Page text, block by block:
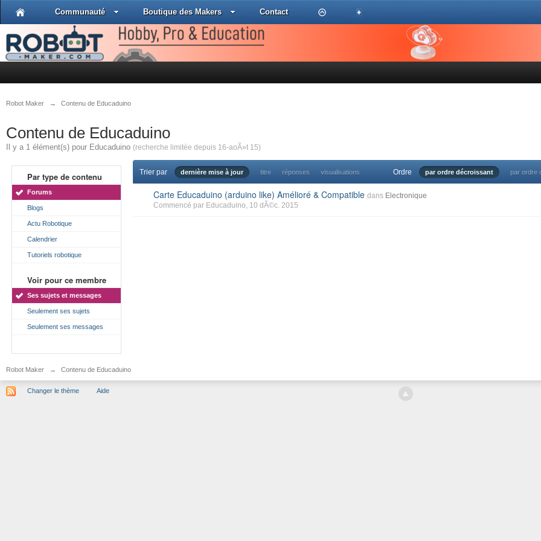
Communauté Boutique des Makers Contact
Robot Maker → Contenu de Educaduino
Contenu de Educaduino
Il y a 1 élément(s) pour Educaduino (recherche limitée depuis 16-aoÃ»t 15)
Par type de contenu
Forums
Blogs
Actu Robotique
Calendrier
Tutoriels robotique
Voir pour ce membre
Ses sujets et messages
Seulement ses sujets
Seulement ses messages
Trier par dernière mise à jour titre réponses visualisations Ordre par ordre décroissant par ordre
Carte Educaduino (arduino like) Amélioré & Compatible dans Electronique
Commencé par Educaduino, 10 dÃ©c. 2015
Robot Maker → Contenu de Educaduino
Changer le thème Aide